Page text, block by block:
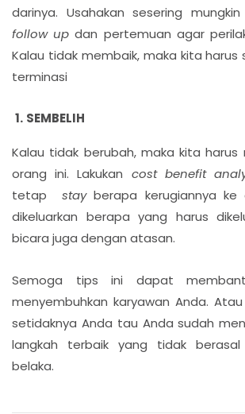
darinya. Usahakan sesering
follow up dan pertemuan agar
Kalau tidak membaik, maka kita harus
terminasi
SEMBELIH
Kalau tidak berubah, maka kita harus
orang ini. Lakukan cost benefit
tetap
stayberapa kerugiannya ke
dikeluarkan berapa yang harus
bicara juga dengan atasan.
Semoga tips ini dapat
menyembuhkan karyawan Anda.
setidaknya Anda tau Anda sudah
langkah terbaik yang tidak
belaka.